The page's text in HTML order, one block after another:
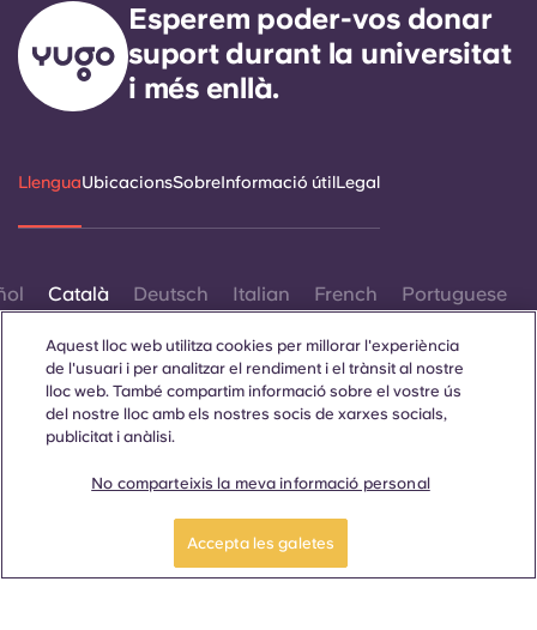
Esperem poder-vos donar
suport durant la universitat
i més enllà.
LlenguaUbicacionsSobreInformació útilLegal
Català Deutsch Italian French Portuguese
Sempre que es mostrin paraules que denoten un gènere
Aquest lloc web utilitza cookies per millorar l'experiència
de l'usuari i per analitzar el rendiment i el trànsit al nostre
lloc web. També compartim informació sobre el vostre ús
del nostre lloc amb els nostres socis de xarxes socials,
publicitat i anàlisi.
No comparteixis la meva informació personal
Accepta les galetes